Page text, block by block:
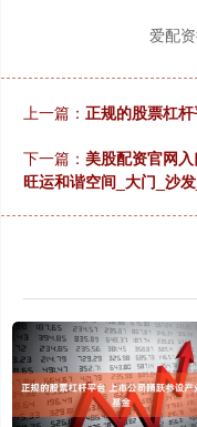
爱配
上一篇： 正规的股票杠
下一篇： 美股配资官网
旺运和谐空间_大门_沙